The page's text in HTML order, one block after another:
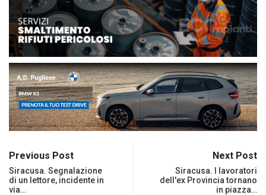
Previous Post
Siracusa. Segnalazione
di un lettore, incidente in
via…
Next Post
Siracusa. I lavoratori
dell'ex Provincia tornano
in piazza…